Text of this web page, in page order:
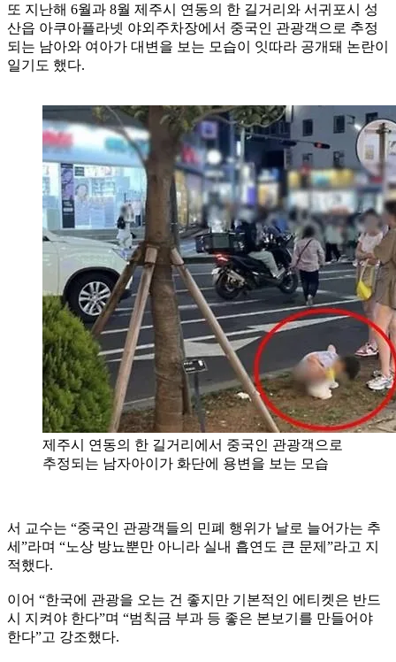
또 지난해 6월과 8월 제주시 연동의 한 길거리와 서귀포시 성
산읍 아쿠아플라넷 야외주차장에서 중국인 관광객으로 추정
되는 남아와 여아가 대변을 보는 모습이 잇따라 공개돼 논란이
일기도 했다.
제주시 연동의 한 길거리에서 중국인 관광객으로
추정되는 남자아이가 화단에 용변을 보는 모습
서 교수는 “중국인 관광객들의 민폐 행위가 날로 늘어가는 추
세”라며 “노상 방뇨뿐만 아니라 실내 흡연도 큰 문제”라고 지
적했다.
이어 “한국에 관광을 오는 건 좋지만 기본적인 에티켓은 반드
시 지켜야 한다”며 “범칙금 부과 등 좋은 본보기를 만들어야
한다”고 강조했다.